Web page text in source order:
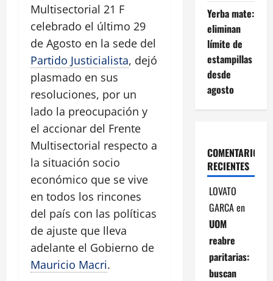
Multisectorial 21 F
celebrado el último 29
de Agosto en la sede del
Partido Justicialista, dejó
plasmado en sus
resoluciones, por un
lado la preocupación y
el accionar del Frente
Multisectorial respecto a
la situación socio
económico que se vive
en todos los rincones
del país con las políticas
de ajuste que lleva
adelante el Gobierno de
Mauricio Macri.
Yerba mate:
eliminan
límite de
estampillas
desde
agosto
COMENTARIOS
RECIENTES
LOVATO
GARCAen
UOM
reabre
paritarias:
buscan